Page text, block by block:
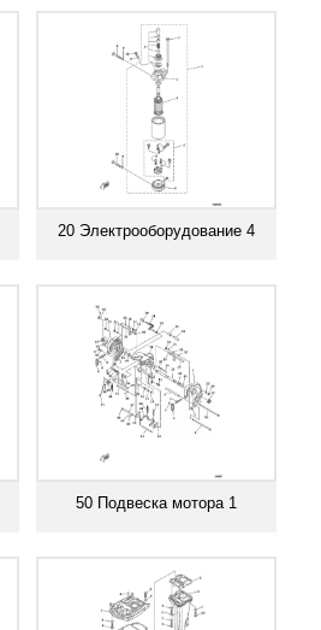
20 Электрооборудование 4
50 Подвеска мотора 1